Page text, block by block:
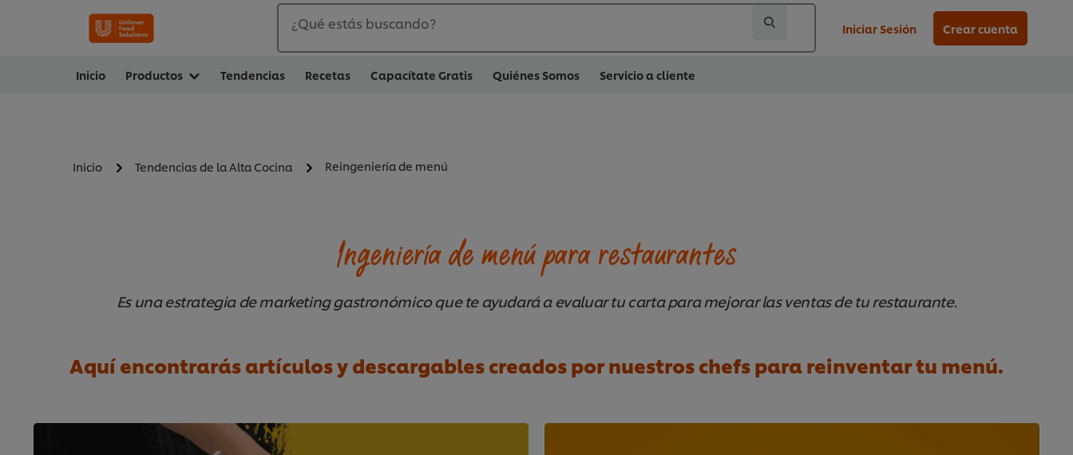
¿Qué estás buscando? Iniciar Sesión Crear cuenta
Inicio Productos Tendencias Recetas Capacítate Gratis Quiénes Somos Servicio a cliente
Inicio Tendencias de la Alta Cocina Reingeniería de menú
Ingeniería de menú para restaurantes
Es una estrategia de marketing gastronómico que te ayudará a evaluar tu carta para mejorar las ventas de tu restaurante.
Aquí encontrarás artículos y descargables creados por nuestros chefs para reinventar tu menú.